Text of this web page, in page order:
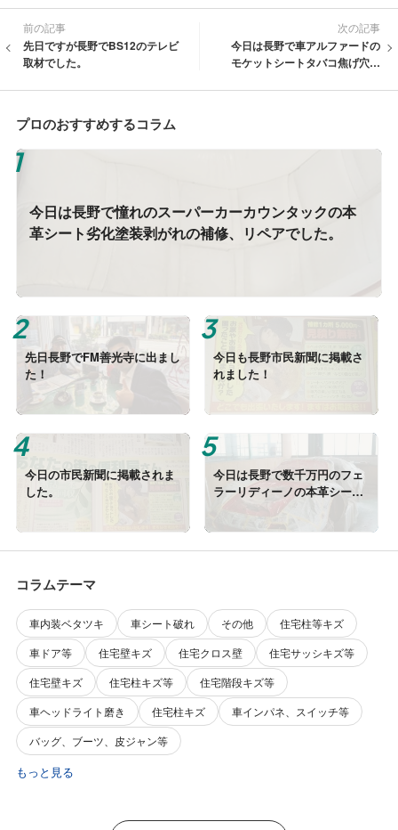
前の記事
先日ですが長野でBS12のテレビ
取材でした。
次の記事
今日は長野で車アルファードの
モケットシートタバコ焦げ穴の
プロのおすすめするコラム
今日は長野で憧れのスーパーカーカウンタックの本
革シート劣化塗装剥がれの補修、リペアでした。
先日長野でFM善光寺に出まし
た！
今日も長野市民新聞に掲載さ
れました！
今日の市民新聞に掲載されま
した。
今日は長野で数千万円のフェ
ラーリディーノの本革シート
コラムテーマ
車内装ベタツキ 車シート破れ その他
住宅柱等キズ
車ドア等
住宅壁キズ 住宅クロス壁
住宅サッシキズ等
住宅壁キズ
住宅柱キズ等
住宅階段キズ等
車ヘッドライト磨き
住宅柱キズ
車インパネ、スイッチ等
バッグ、ブーツ、皮ジャン等
もっと見る